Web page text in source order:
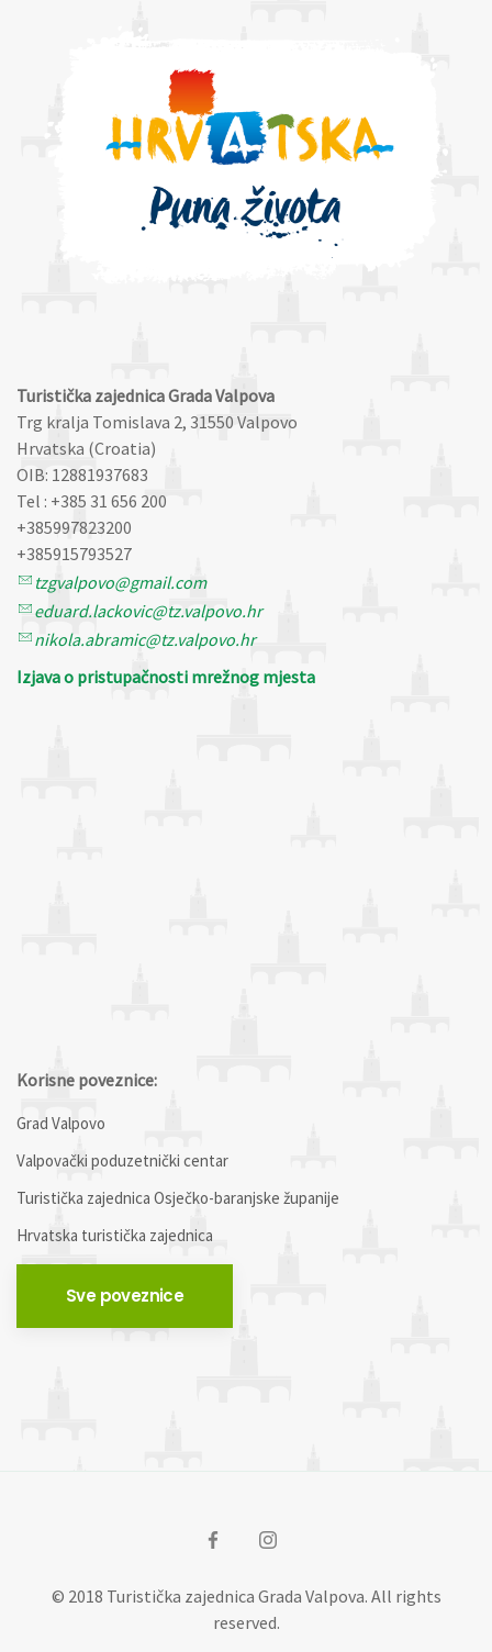
Turistička zajednica Grada Valpova
Trg kralja Tomislava 2, 31550 Valpovo
Hrvatska (Croatia)
OIB: 12881937683
Tel : +385 31 656 200
+385997823200
+385915793527
tzgvalpovo@gmail.com
eduard.lackovic@tz.valpovo.hr
nikola.abramic@tz.valpovo.hr
Izjava o pristupačnosti mrežnog mjesta
Korisne poveznice:
Grad Valpovo
Valpovački poduzetnički centar
Turistička zajednica Osječko-baranjske županije
Hrvatska turistička zajednica
Sve poveznice
© 2018 Turistička zajednica Grada Valpova. All rights
reserved.